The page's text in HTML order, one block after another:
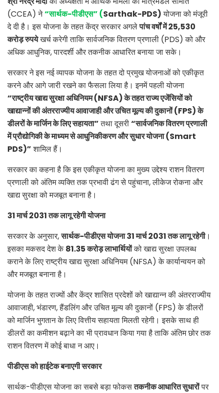
(CCEA) ने“सार्थक-पीडीएस” (Sarthak-PDS)योजना को मंजूरी
दे दी है। इस योजना के तहत केंद्र सरकार अगलेपांच वर्षों में 25,530
करोड़ रुपयेखर्च करेगी ताकि सार्वजनिक वितरण प्रणाली (PDS) को और
अधिक आधुनिक, पारदर्शी और तकनीक आधारित बनाया जा सके।
सरकार ने इस नई व्यापक योजना के तहत दो प्रमुख योजनाओं को एकीकृत
करने और आगे जारी रखने का फैसला लिया है। इनमें पहली योजना
“राष्ट्रीय खाद्य सुरक्षा अधिनियम (NFSA)के तहत राज्य एजेंसियों को
खाद्यान्नों की अंतरराज्यीय आवाजाही और उचित मूल्य की दुकानों (FPS)के
डीलरों के मार्जिन के लिए सहायता”तथा दूसरी“सार्वजनिक वितरण प्रणाली
में प्रौद्योगिकी के माध्यम से आधुनिकीकरण और सुधार योजना (Smart
PDS)”शामिल हैं।
सरकार का कहना है कि इस एकीकृत योजना का मुख्य उद्देश्य राशन वितरण
प्रणाली को अंतिम व्यक्ति तक प्रभावी ढंग से पहुंचाना, लीकेज रोकना और
खाद्य सुरक्षा को मजबूत बनाना है।
31मार्च 2031तक लागू रहेगी योजना
सरकार के अनुसार,सार्थक-पीडीएस योजना 31मार्च 2031तक लागू रहेगी।
इसका मकसद देश के81.35करोड़ लाभार्थियोंको खाद्य सुरक्षा उपलब्ध
कराने के लिए राष्ट्रीय खाद्य सुरक्षा अधिनियम (NFSA) के कार्यान्वयन को
और मजबूत बनाना है।
योजना के तहत राज्यों और केंद्र शासित प्रदेशों को खाद्यान्न की अंतरराज्यीय
आवाजाही, भंडारण, हैंडलिंग और उचित मूल्य की दुकानों (FPS) के डीलरों
को मार्जिन भुगतान के लिए वित्तीय सहायता मिलती रहेगी। इसके साथ ही
डीलरों का कमीशन बढ़ाने का भी प्रावधान किया गया है ताकि अंतिम छोर तक
राशन वितरण में कोई बाधा न आए।
पीडीएस को हाईटेक बनाएगी सरकार
सार्थक-पीडीएस योजना का सबसे बड़ा फोकसतकनीक आधारित सुधारोंपर